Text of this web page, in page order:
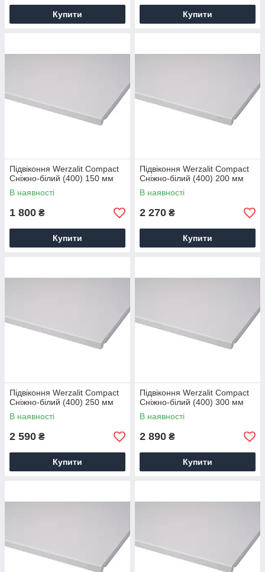
Купити Купити
Підвіконня Werzalit Compact
Сніжно-білий (400) 150 мм
В наявності
1 800 ₴
Купити
Підвіконня Werzalit Compact
Сніжно-білий (400) 200 мм
В наявності
2 270 ₴
Купити
Підвіконня Werzalit Compact
Сніжно-білий (400) 250 мм
В наявності
2 590 ₴
Купити
Підвіконня Werzalit Compact
Сніжно-білий (400) 300 мм
В наявності
2 890 ₴
Купити